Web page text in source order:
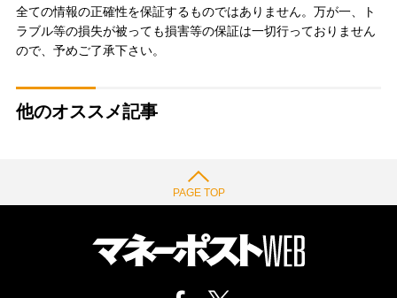
全ての情報の正確性を保証するものではありません。万が一、ト
ラブル等の損失が被っても損害等の保証は一切行っておりません
ので、予めご了承下さい。
他のオススメ記事
PAGE TOP